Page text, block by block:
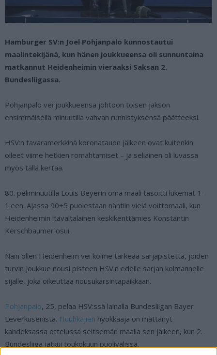
Hamburger SV:n Joel Pohjanpalo kunnostautui
maalintekijänä, kun hänen joukkueensa oli sunnuntaina
matkannut Heidenheimin vieraaksi Saksan 2.
Bundesliigassa.
Pohjanpalo vei joukkueensa johtoon toisen jakson
ensimmäisellä minuutilla vahvan runnistyksensä päätteeksi.
HSV:n tavaramerkkinä koronatauon jälkeen ovat kuitenkin
olleet viime hetkien romahtamiset – ja sellainen oli luvassa
myös tällä kertaa.
80. peliminuutilla Louis Beyerin oma maali tasoitti lukemat 1-
1:een. Ajassa 90+5 puolestaan nähtiin vielä voittomaali, kun
Heidenheimin itävaltalainen keskikenttämies Konstantin
Kerschbaumer osui.
Näin ollen Heidenheim vei kolme tärkeää sarjapistettä, joiden
turvin joukkue nousi pisteen HSV:n edelle sarjan kolmannelle
sijalle, joka oikeuttaa nousukarsintapaikkaan.
Pohjanpalo, 25, pelaa HSV:ssä lainalla Bundesliigan Bayer
Leverkusenista. Huuhkajien hyökkääjä on mättänyt
kahdeksassa ottelussa seitsemän maalia sen jälkeen, kun 2.
Bundesliiga jatkui toukokuun puolivälissä.